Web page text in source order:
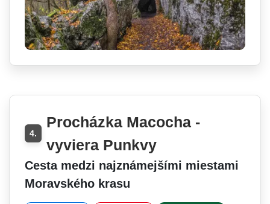
4.
Procházka Macocha -
vyviera Punkvy
Cesta medzi najznámejšími miestami
Moravského krasu